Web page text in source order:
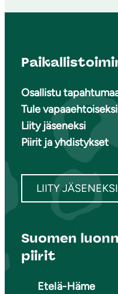
Osallistu
Tule vapaaehtoiseksi
Liity jäseneksi
Piirit ja yhdistykset
LIITY JÄSENEKSI
Suomen
piirit
Etelä-Häme